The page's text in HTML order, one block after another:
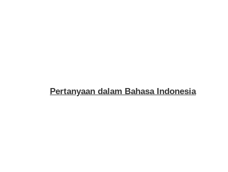
Pertanyaan dalam Bahasa Indonesia